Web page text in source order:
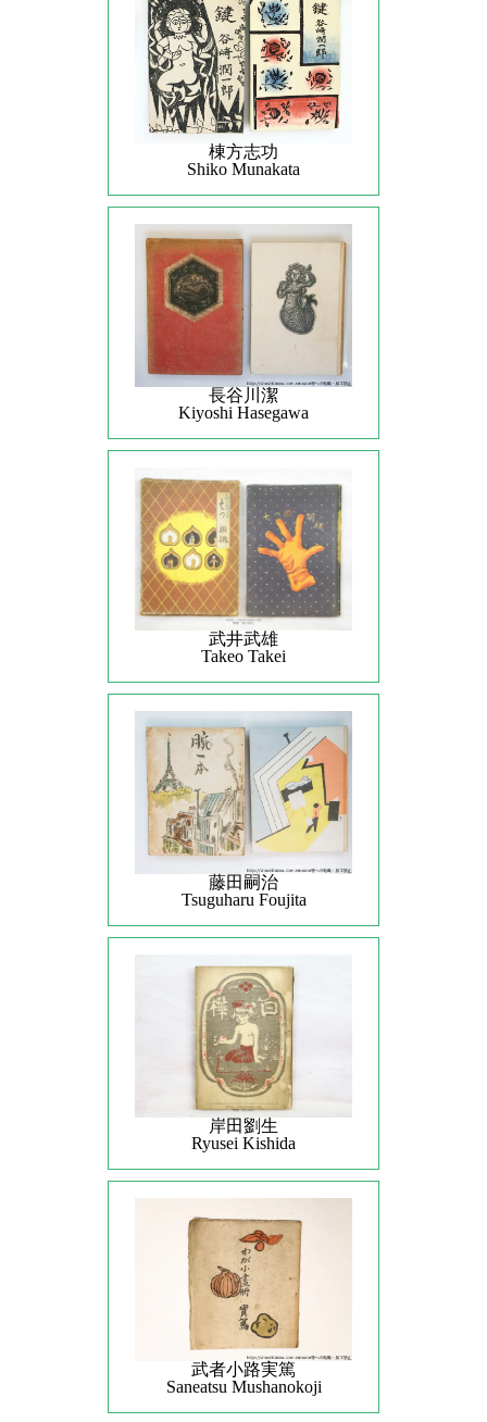
棟方志功
Shiko Munakata
長谷川潔
Kiyoshi Hasegawa
武井武雄
Takeo Takei
藤田嗣治
Tsuguharu Foujita
岸田劉生
Ryusei Kishida
武者小路実篤
Saneatsu Mushanokoji